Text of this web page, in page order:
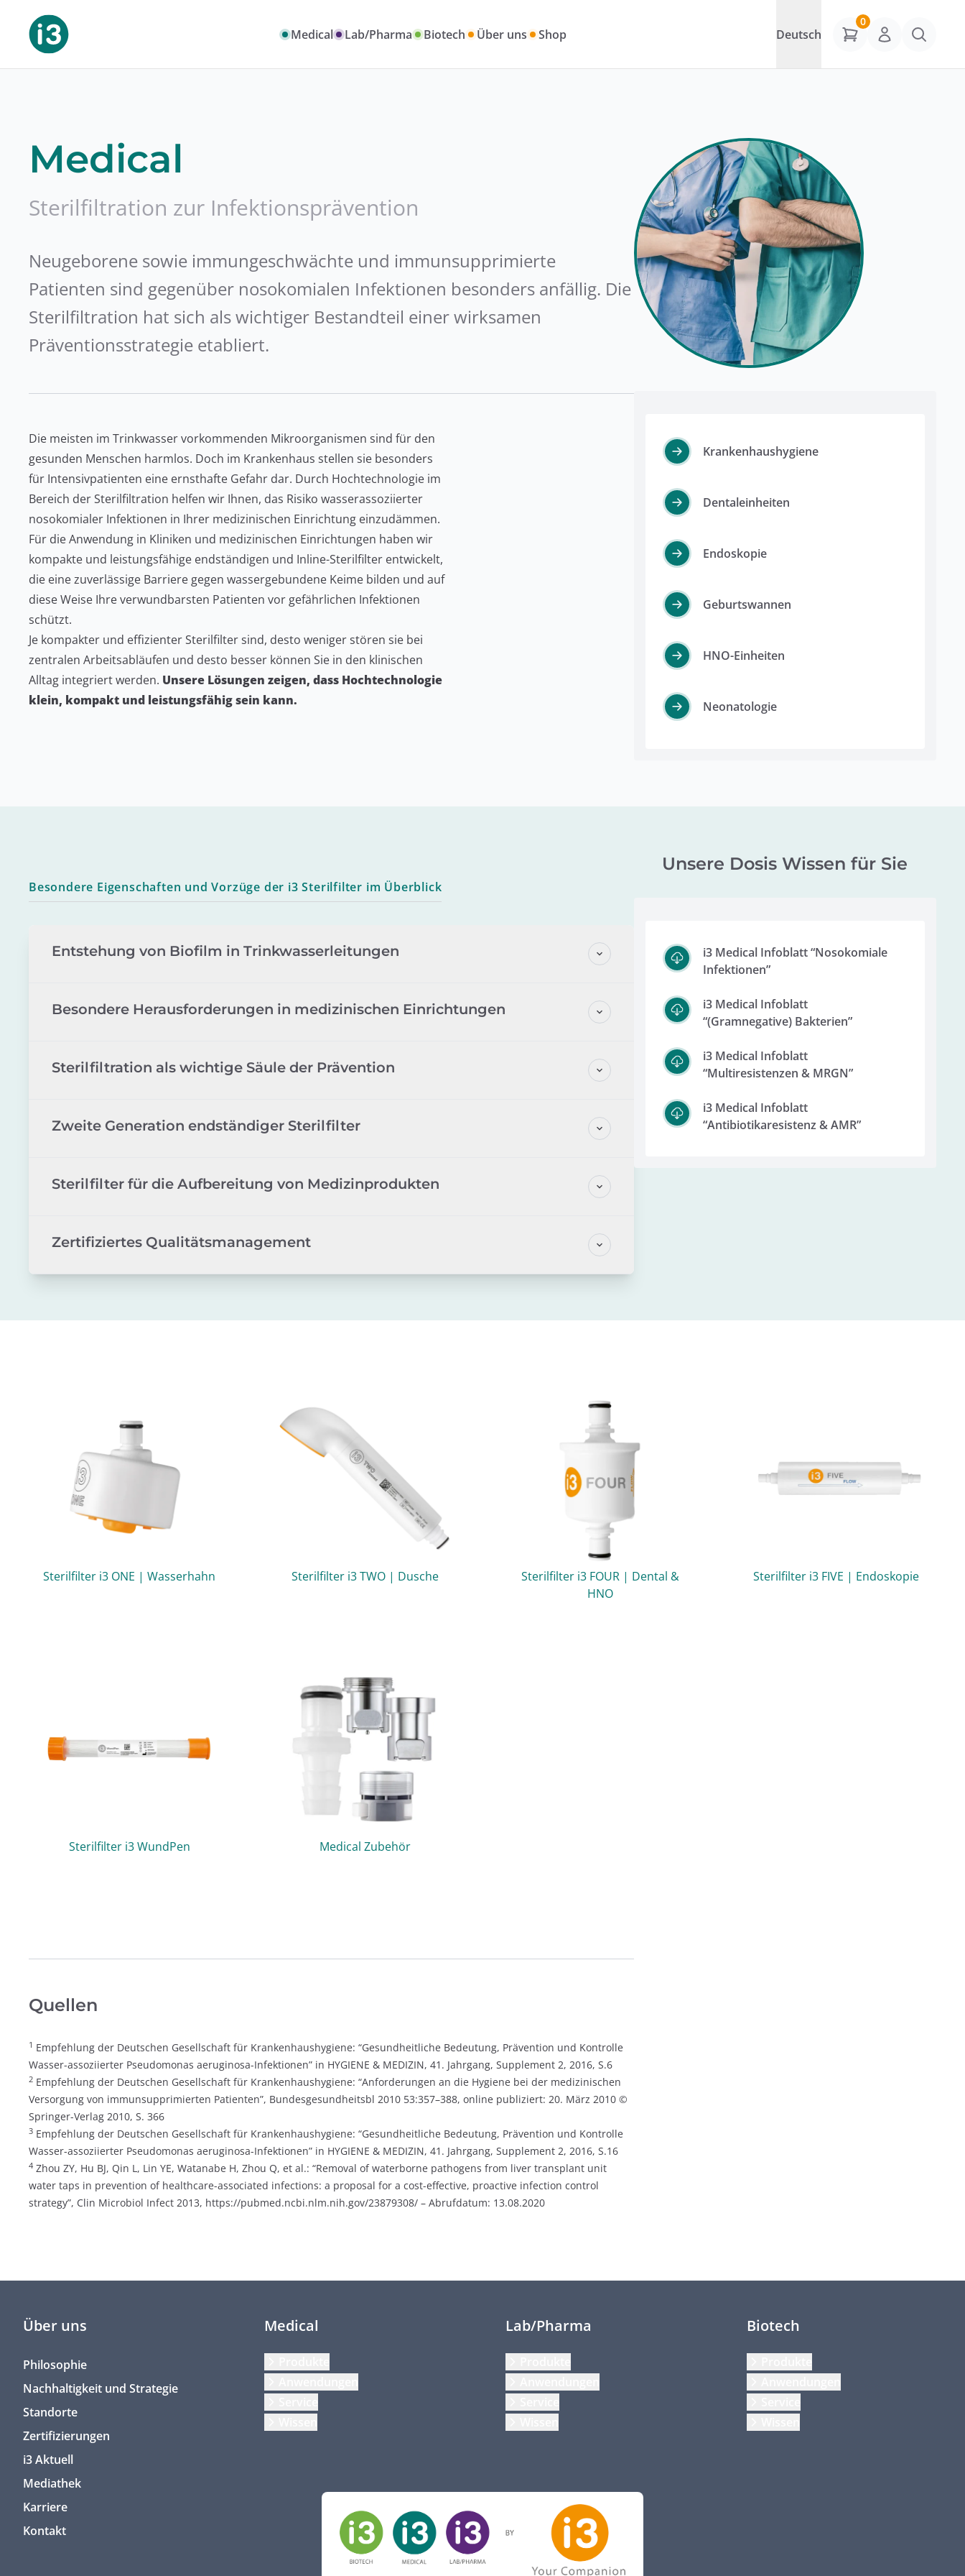
Medical Lab/Pharma Biotech Über uns Shop Deutsch
0
Medical
Sterilfiltration zur Infektionsprävention
Neugeborene sowie immungeschwächte und immunsupprimierte
Patienten sind gegenüber nosokomialen Infektionen besonders anfällig. Die
Sterilfiltration hat sich als wichtiger Bestandteil einer wirksamen
Präventionsstrategie etabliert.
Die meisten im Trinkwasser vorkommenden Mikroorganismen sind für den
gesunden Menschen harmlos. Doch im Krankenhaus stellen sie besonders
für Intensivpatienten eine ernsthafte Gefahr dar. Durch Hochtechnologie im
Bereich der Sterilfiltration helfen wir Ihnen, das Risiko wasserassoziierter
nosokomialer Infektionen in Ihrer medizinischen Einrichtung einzudämmen.
Für die Anwendung in Kliniken und medizinischen Einrichtungen haben wir
kompakte und leistungsfähige endständigen und Inline-Sterilfilter entwickelt,
die eine zuverlässige Barriere gegen wassergebundene Keime bilden und auf
diese Weise Ihre verwundbarsten Patienten vor gefährlichen Infektionen
schützt.
Je kompakter und effizienter Sterilfilter sind, desto weniger stören sie bei
zentralen Arbeitsabläufen und desto besser können Sie in den klinischen
Alltag integriert werden. Unsere Lösungen zeigen, dass Hochtechnologie
klein, kompakt und leistungsfähig sein kann.
Krankenhaushygiene
Dentaleinheiten
Endoskopie
Geburtswannen
HNO-Einheiten
Neonatologie
Besondere Eigenschaften und Vorzüge der i3 Sterilfilter im Überblick
Entstehung von Biofilm in Trinkwasserleitungen
Besondere Herausforderungen in medizinischen Einrichtungen
Sterilfiltration als wichtige Säule der Prävention
Zweite Generation endständiger Sterilfilter
Sterilfilter für die Aufbereitung von Medizinprodukten
Zertifiziertes Qualitätsmanagement
Unsere Dosis Wissen für Sie
i3 Medical Infoblatt “Nosokomiale
Infektionen”
i3 Medical Infoblatt
“(Gramnegative) Bakterien”
i3 Medical Infoblatt
“Multiresistenzen & MRGN”
i3 Medical Infoblatt
“Antibiotikaresistenz & AMR”
Sterilfilter i3 ONE | Wasserhahn Sterilfilter i3 TWO | Dusche
Sterilfilter i3 FOUR | Dental &
HNO
Sterilfilter i3 FIVE | Endoskopie
Sterilfilter i3 WundPen Medical Zubehör
Quellen
1 Empfehlung der Deutschen Gesellschaft für Krankenhaushygiene: “Gesundheitliche Bedeutung, Prävention und Kontrolle
Wasser-assoziierter Pseudomonas aeruginosa-Infektionen” in HYGIENE & MEDIZIN, 41. Jahrgang, Supplement 2, 2016, S.6
2 Empfehlung der Deutschen Gesellschaft für Krankenhaushygiene: “Anforderungen an die Hygiene bei der medizinischen
Versorgung von immunsupprimierten Patienten”, Bundesgesundheitsbl 2010 53:357–388, online publiziert: 20. März 2010 ©
Springer-Verlag 2010, S. 366
3 Empfehlung der Deutschen Gesellschaft für Krankenhaushygiene: “Gesundheitliche Bedeutung, Prävention und Kontrolle
Wasser-assoziierter Pseudomonas aeruginosa-Infektionen” in HYGIENE & MEDIZIN, 41. Jahrgang, Supplement 2, 2016, S.16
4 Zhou ZY, Hu BJ, Qin L, Lin YE, Watanabe H, Zhou Q, et al.: “Removal of waterborne pathogens from liver transplant unit
water taps in prevention of healthcare-associated infections: a proposal for a cost-effective, proactive infection control
strategy”, Clin Microbiol Infect 2013, https://pubmed.ncbi.nlm.nih.gov/23879308/ – Abrufdatum: 13.08.2020
Über uns
Philosophie
Nachhaltigkeit und Strategie
Standorte
Zertifizierungen
i3 Aktuell
Mediathek
Karriere
Kontakt
Medical Lab/Pharma Biotech